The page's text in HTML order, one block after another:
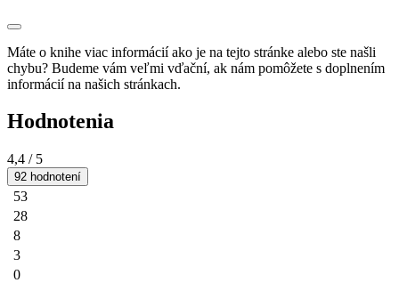
Máte o knihe viac informácií ako je na tejto stránke alebo ste našli
chybu? Budeme vám veľmi vďační, ak nám pomôžete s doplnením
informácií na našich stránkach.
Hodnotenia
4,4 / 5
92 hodnotení
53
28
8
3
0